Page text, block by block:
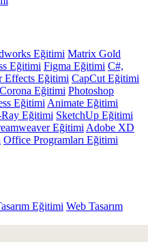
Eğitimi Matrix Gold
Eğitimi Figma Eğitimi C#,
Effects Eğitimi CapCut Eğitimi
Corona Eğitimi Photoshop
Eğitimi Animate Eğitimi
Eğitimi SketchUp Eğitimi
Eğitimi Adobe XD
Office Programları Eğitimi
Eğitimi Web Tasarım